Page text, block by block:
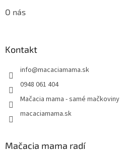
O nás
Kontakt
info@macaciamama.sk
0948 061 404
Mačacia mama - samé mačkoviny
macaciamama.sk
Mačacia mama radí